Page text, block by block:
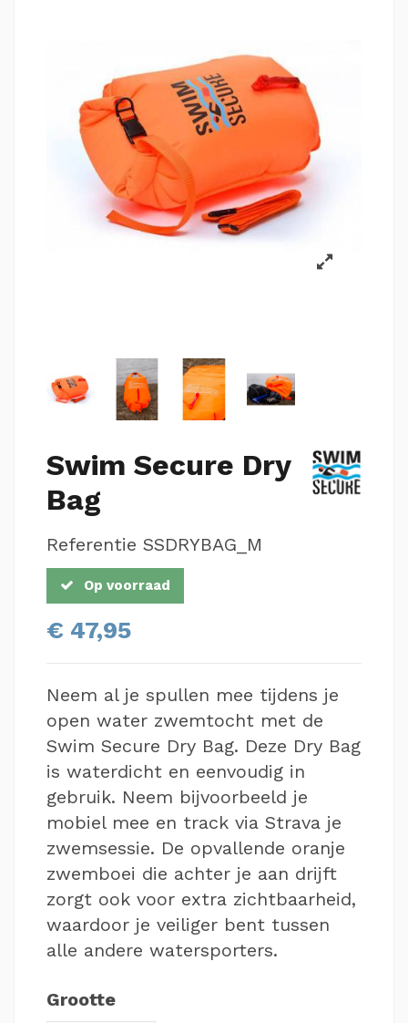
Swim Secure Dry
Bag
Referentie SSDRYBAG_M
Op voorraad
€ 47,95
Neem al je spullen mee tijdens je
open water zwemtocht met de
Swim Secure Dry Bag. Deze Dry Bag
is waterdicht en eenvoudig in
gebruik. Neem bijvoorbeeld je
mobiel mee en track via Strava je
zwemsessie. De opvallende oranje
zwemboei die achter je aan drijft
zorgt ook voor extra zichtbaarheid,
waardoor je veiliger bent tussen
alle andere watersporters.
Grootte